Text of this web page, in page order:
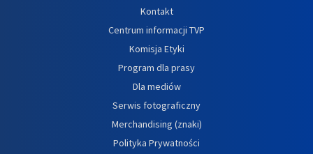
Kontakt
Centrum informacji TVP
Komisja Etyki
Program dla prasy
Dla mediów
Serwis fotograficzny
Merchandising (znaki)
Polityka Prywatności